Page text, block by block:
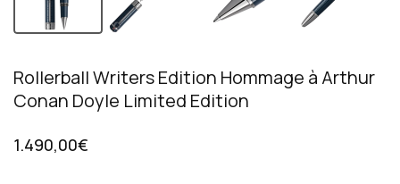
Rollerball Writers Edition Hommage à Arthur
Conan Doyle Limited Edition
1.490,00€